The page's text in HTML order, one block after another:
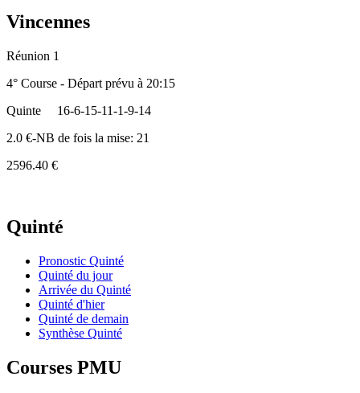
Vincennes
Réunion 1
4° Course - Départ prévu à 20:15
Quinte
16-6-15-11-1-9-14
2.0 €-NB de fois la mise: 21
2596.40 €
Quinté
Pronostic Quinté
Quinté du jour
Arrivée du Quinté
Quinté d'hier
Quinté de demain
Synthèse Quinté
Courses PMU